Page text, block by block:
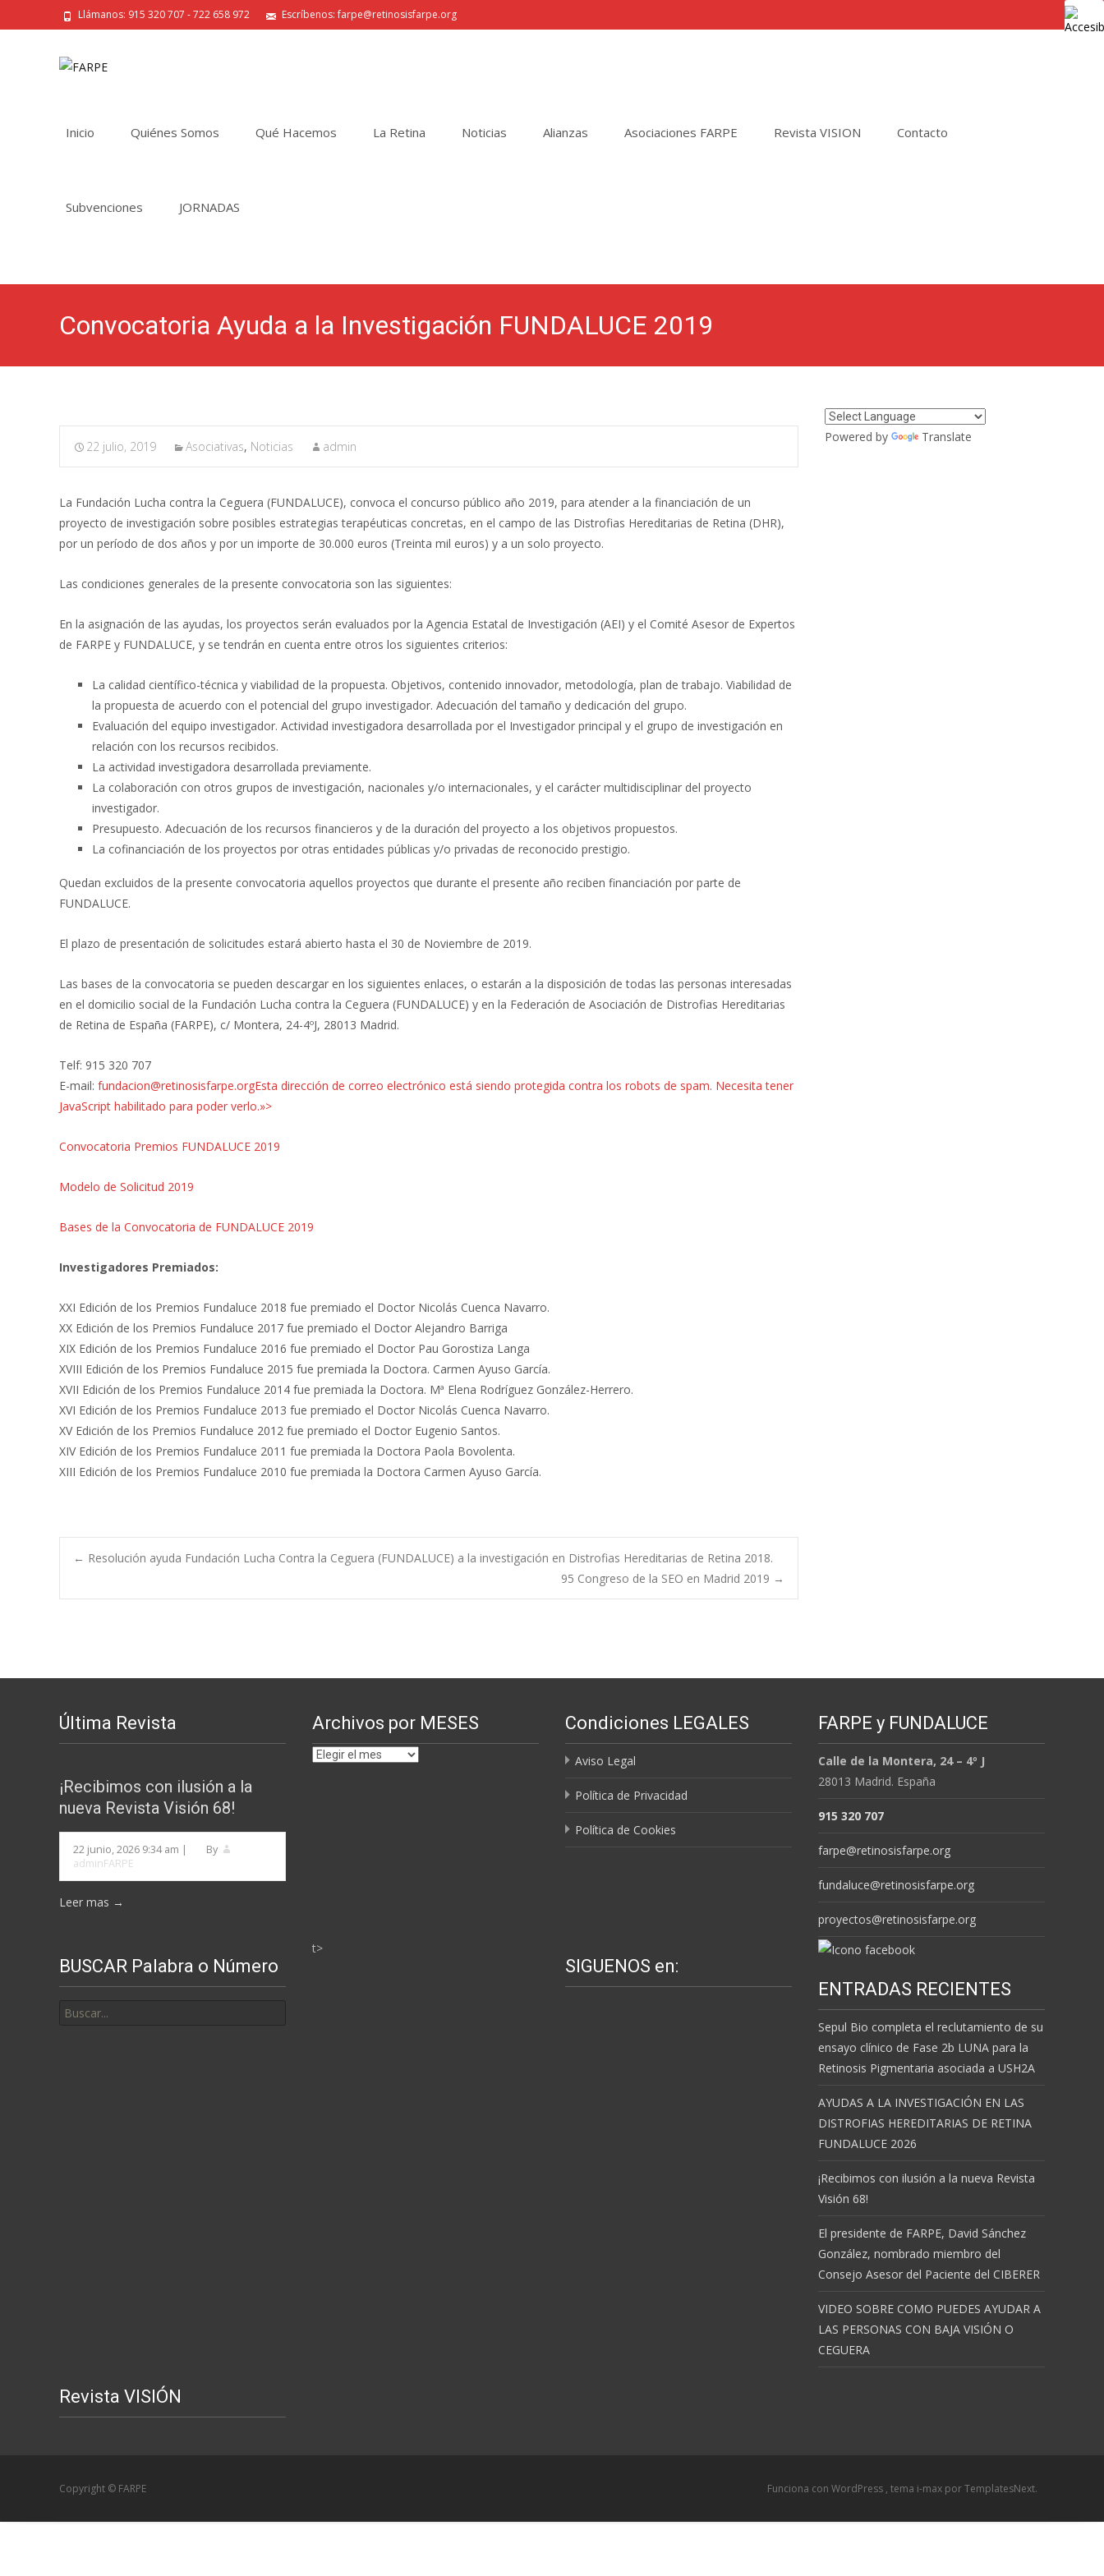
Llámanos: 915 320 707 - 722 658 972 Escríbenos: farpe@retinosisfarpe.org
Inicio Quiénes Somos Qué Hacemos La Retina Noticias Alianzas Asociaciones FARPE Revista VISION Contacto
Subvenciones JORNADAS
Convocatoria Ayuda a la Investigación FUNDALUCE 2019
22 julio, 2019 Asociativas, Noticias admin
La Fundación Lucha contra la Ceguera (FUNDALUCE), convoca el concurso público año 2019, para atender a la financiación de un
proyecto de investigación sobre posibles estrategias terapéuticas concretas, en el campo de las Distrofias Hereditarias de Retina (DHR),
por un período de dos años y por un importe de 30.000 euros (Treinta mil euros) y a un solo proyecto.
Las condiciones generales de la presente convocatoria son las siguientes:
En la asignación de las ayudas, los proyectos serán evaluados por la Agencia Estatal de Investigación (AEI) y el Comité Asesor de Expertos
de FARPE y FUNDALUCE, y se tendrán en cuenta entre otros los siguientes criterios:
La calidad científico-técnica y viabilidad de la propuesta. Objetivos, contenido innovador, metodología, plan de trabajo. Viabilidad de
la propuesta de acuerdo con el potencial del grupo investigador. Adecuación del tamaño y dedicación del grupo.
Evaluación del equipo investigador. Actividad investigadora desarrollada por el Investigador principal y el grupo de investigación en
relación con los recursos recibidos.
La actividad investigadora desarrollada previamente.
La colaboración con otros grupos de investigación, nacionales y/o internacionales, y el carácter multidisciplinar del proyecto
investigador.
Presupuesto. Adecuación de los recursos financieros y de la duración del proyecto a los objetivos propuestos.
La cofinanciación de los proyectos por otras entidades públicas y/o privadas de reconocido prestigio.
Quedan excluidos de la presente convocatoria aquellos proyectos que durante el presente año reciben financiación por parte de
FUNDALUCE.
El plazo de presentación de solicitudes estará abierto hasta el 30 de Noviembre de 2019.
Las bases de la convocatoria se pueden descargar en los siguientes enlaces, o estarán a la disposición de todas las personas interesadas
en el domicilio social de la Fundación Lucha contra la Ceguera (FUNDALUCE) y en la Federación de Asociación de Distrofias Hereditarias
de Retina de España (FARPE), c/ Montera, 24-4ºJ, 28013 Madrid.
Telf: 915 320 707
E-mail: fundacion@retinosisfarpe.orgEsta dirección de correo electrónico está siendo protegida contra los robots de spam. Necesita tener
JavaScript habilitado para poder verlo.»>
Convocatoria Premios FUNDALUCE 2019
Modelo de Solicitud 2019
Bases de la Convocatoria de FUNDALUCE 2019
Investigadores Premiados:
XXI Edición de los Premios Fundaluce 2018 fue premiado el Doctor Nicolás Cuenca Navarro.
XX Edición de los Premios Fundaluce 2017 fue premiado el Doctor Alejandro Barriga
XIX Edición de los Premios Fundaluce 2016 fue premiado el Doctor Pau Gorostiza Langa
XVIII Edición de los Premios Fundaluce 2015 fue premiada la Doctora. Carmen Ayuso García.
XVII Edición de los Premios Fundaluce 2014 fue premiada la Doctora. Mª Elena Rodríguez González-Herrero.
XVI Edición de los Premios Fundaluce 2013 fue premiado el Doctor Nicolás Cuenca Navarro.
XV Edición de los Premios Fundaluce 2012 fue premiado el Doctor Eugenio Santos.
XIV Edición de los Premios Fundaluce 2011 fue premiada la Doctora Paola Bovolenta.
XIII Edición de los Premios Fundaluce 2010 fue premiada la Doctora Carmen Ayuso García.
Navegación
entradas
← Resolución ayuda Fundación Lucha Contra la Ceguera (FUNDALUCE) a la investigación en Distrofias Hereditarias de Retina 2018.
95 Congreso de la SEO en Madrid 2019 →
Powered by Translate
Última Revista
¡Recibimos con ilusión a la
nueva Revista Visión 68!
22 junio, 2026 9:34 am |
By
adminFARPE
Leer mas →
Archivos por MESES
Archivos
Condiciones LEGALES
Aviso Legal
Política de Privacidad
Política de Cookies
FARPE y FUNDALUCE
Calle de la Montera, 24 – 4º J
28013 Madrid. España
915 320 707
farpe@retinosisfarpe.org
fundaluce@retinosisfarpe.org
proyectos@retinosisfarpe.org
BUSCAR Palabra o Número
por:
t>
SIGUENOS en:
ENTRADAS RECIENTES
Sepul Bio completa el reclutamiento de su
ensayo clínico de Fase 2b LUNA para la
Retinosis Pigmentaria asociada a USH2A
AYUDAS A LA INVESTIGACIÓN EN LAS
DISTROFIAS HEREDITARIAS DE RETINA
FUNDALUCE 2026
¡Recibimos con ilusión a la nueva Revista
Visión 68!
El presidente de FARPE, David Sánchez
González, nombrado miembro del
Consejo Asesor del Paciente del CIBERER
VIDEO SOBRE COMO PUEDES AYUDAR A
LAS PERSONAS CON BAJA VISIÓN O
CEGUERA
Revista VISIÓN
Copyright © FARPE Funciona con WordPress , tema i-max por TemplatesNext.